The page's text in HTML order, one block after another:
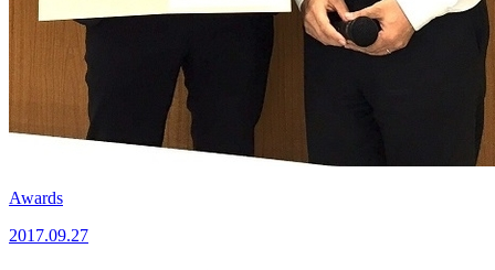
Awards
2017.09.27